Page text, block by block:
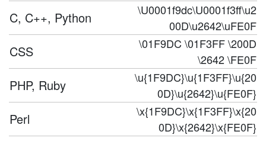
C, C++, Python
\U0001f9dc\U0001f3ff\u2
00D\u2642\uFE0F
CSS
\01F9DC \01F3FF \200D
\2642 \FE0F
PHP, Ruby
\u{1F9DC}\u{1F3FF}\u{20
0D}\u{2642}\u{FE0F}
Perl
\x{1F9DC}\x{1F3FF}\x{20
0D}\x{2642}\x{FE0F}